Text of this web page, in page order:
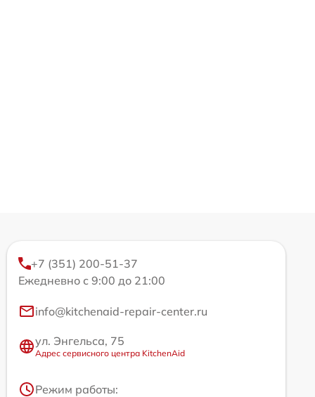
+7 (351) 200-51-37
Ежедневно с 9:00 до 21:00
info@kitchenaid-repair-center.ru
ул. Энгельса, 75
Адрес сервисного центра KitchenAid
Режим работы: